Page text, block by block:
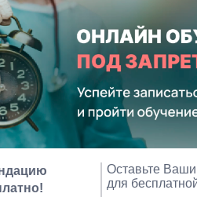
ФИС ФРДО.
аспектами ДПО.
или задайте вопрос.